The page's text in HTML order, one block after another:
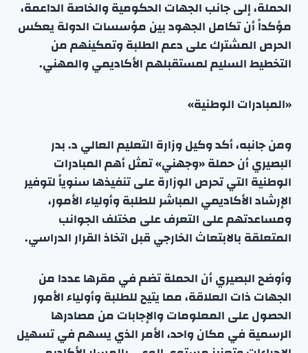
الحملة، إلى جانب الجهات الحكومية والخاصة الداعمة،
مؤكداً أن تكامل الجهود بين مؤسسات الدولة يعكس
الحرص المشترك على دعم الطلبة وتمكينهم من
التخطيط السليم لمستقبلهم الأكاديمي والمهني.
«المبادرات الوطنية»
ومن جانبه، أكد وكيل وزارة التعليم العالي د. بدر
البصيري أن حملة «وجهني» تمثل أهم المبادرات
الوطنية التي تحرص الوزارة على تنفيذها سنوياً لتوفير
الإرشاد الأكاديمي المباشر للطلبة وأولياء الأمور،
ومساعدتهم على التعرف على مختلف الجوانب
المتعلقة بالابتعاث الخارجي قبل اتخاذ القرار الدراسي.
وأوضح البصيري أن الحملة تضم في مقرها عددا من
الجهات ذات العلاقة، مما يتيح للطلبة وأولياء الأمور
الحصول على المعلومات والإجابات من مصادرها
الرسمية في مكان واحد، الأمر الذي يسهم في تسهيل